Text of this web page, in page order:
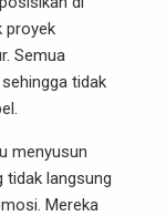
proyek
Semua
tidak
menyusun
tidak langsung
Mereka